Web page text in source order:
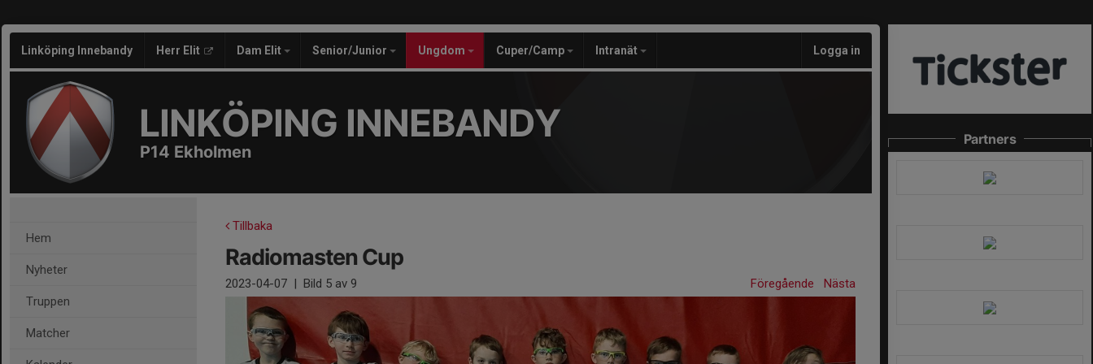
Linköping Innebandy Herr Elit Dam Elit Senior/Junior Ungdom Cuper/Camp Intranät Logga in
LINKÖPING INNEBANDY
P14 Ekholmen
Hem
Nyheter
Truppen
Matcher
Tillbaka
Radiomasten Cup
2023-04-07 | Bild 5 av 9 Föregående Nästa
Partners